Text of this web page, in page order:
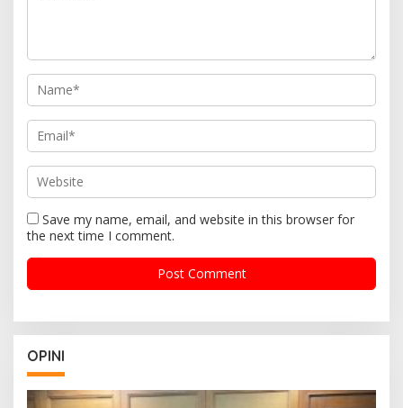
Save my name, email, and website in this browser for
the next time I comment.
OPINI